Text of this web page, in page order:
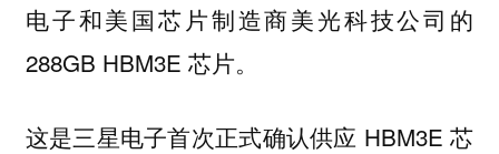
电子和美国芯片制造商美光科技公司的
288GB HBM3E 芯片。
这是三星电子首次正式确认供应 HBM3E 芯